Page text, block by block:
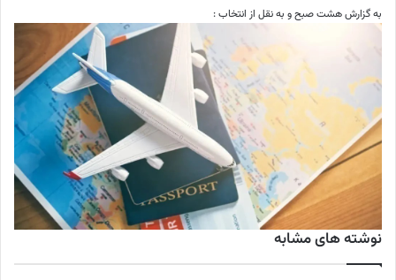
به گزارش هشت صبح و به نقل از انتخاب :
نوشته های مشابه